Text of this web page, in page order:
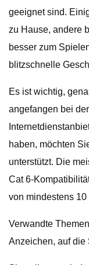
geeignet sind.
zu Hause, andere
besser zum
blitzschnelle
Es ist wichtig,
angefangen bei
haben, möchten
unterstützt. Die
Cat 6-
von mindestens 10
Verwandte
Anzeichen, auf die